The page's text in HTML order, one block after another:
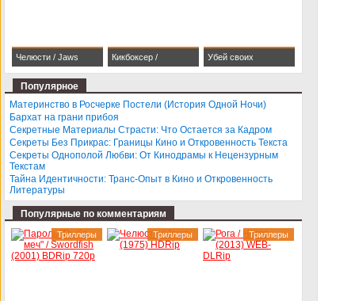
Челюсти / Jaws
(1975) HDRip
Кикбоксер / Убей своих
Darlings (2013)
Популярное
Материнство в Росчерке Постели (История Одной Ночи)
Бархат на грани прибоя
Секретные Материалы Страсти: Что Остается за Кадром
Секреты Без Прикрас: Границы Кино и Откровенность Текста
Секреты Однополой Любви: От Кинодрамы к Нецензурным
Текстам
Тайна Идентичности: Транс-Опыт в Кино и Откровенность
Литературы
Популярные по комментариям
Триллеры Триллеры Триллеры